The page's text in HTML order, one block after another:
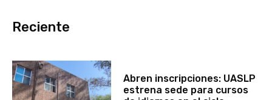
Reciente
Abren inscripciones: UASLP
estrena sede para cursos